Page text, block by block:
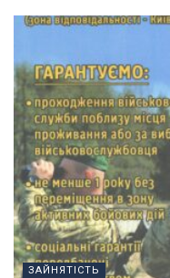
ЗАЙНЯТІСТЬ